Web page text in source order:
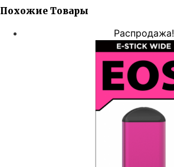
Похожие Товары
Распродажа!